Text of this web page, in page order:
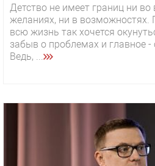
Детство не имеет границ ни во
желаниях, ни в возможностях.
всю жизнь так хочется
забыв о проблемах и главное -
Ведь, ...